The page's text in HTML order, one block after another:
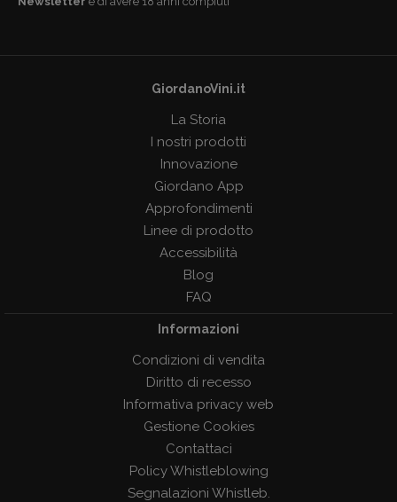
GiordanoVini.it
La Storia
I nostri prodotti
Innovazione
Giordano App
Approfondimenti
Linee di prodotto
Accessibilità
Blog
FAQ
Informazioni
Condizioni di vendita
Diritto di recesso
Informativa privacy web
Gestione Cookies
Contattaci
Policy Whistleblowing
Segnalazioni Whistleb.